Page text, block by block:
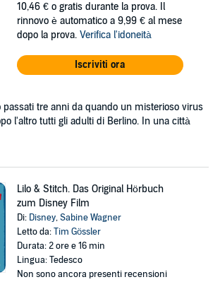
10,46 € o gratis durante la prova. Il
rinnovo è automatico a 9,99 € al mese
dopo la prova. Verifica l'idoneità
Iscriviti ora
passati tre anni da quando un misterioso virus
l'altro tutti gli adulti di Berlino. In una città
Lilo & Stitch. Das Original Hörbuch
zum Disney Film
Di: Disney,Sabine Wagner
Letto da:Tim Gössler
Durata: 2 ore e 16 min
Lingua: Tedesco
Non sono ancora presenti recensioni